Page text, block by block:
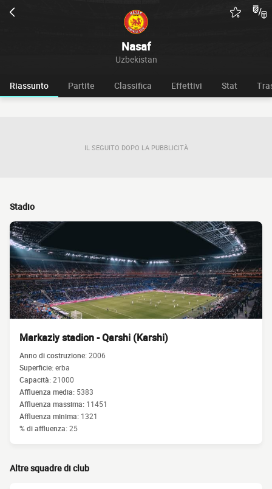
Nasaf
Uzbekistan
Riassunto Partite Classifica Effettivi Stat
IL SEGUITO DOPO LA PUBBLICITÀ
Stadio
Markaziy stadion - Qarshi (Karshi)
Anno di costruzione:2006
Superficie:erba
Capacità:21000
Affluenza media: 5383
Affluenza massima: 11451
Affluenza minima: 1321
% di affluenza:25
Altre squadre di club